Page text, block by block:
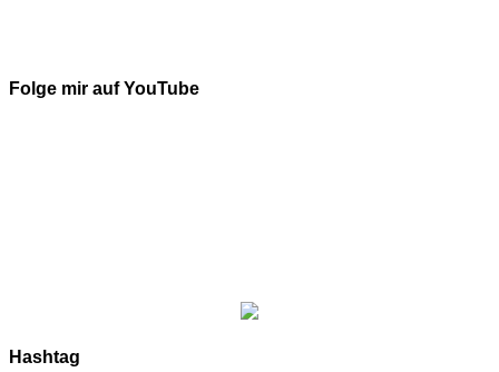
Folge mir auf YouTube
Hashtag